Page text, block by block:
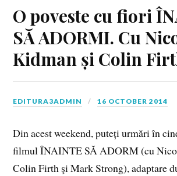
O poveste cu fiori
SĂ ADORMI. Cu
Kidman și Colin
EDITURA3ADMIN 16 OCTOBER 2014
Din acest weekend, puteți urmări în
filmul ÎNAINTE SĂ ADORM (cu
Colin Firth şi Mark Strong), adaptare